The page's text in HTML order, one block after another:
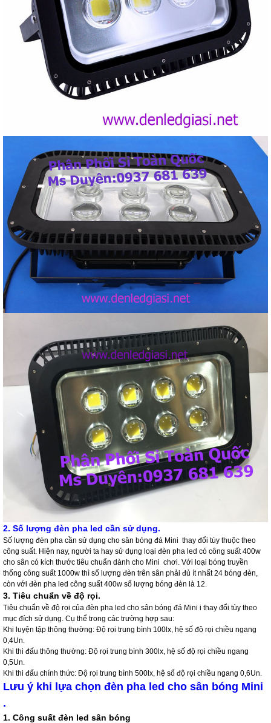
2. Số lượng đèn pha led cần sử dụng.
Số lượng đèn pha cần sử dụng cho sân bóng đá Mini thay đổi tùy thuộc theo
công suất. Hiện nay, người ta hay sử dụng loại đèn pha led có công suất 400w
cho sân có kích thước tiêu chuẩn dành cho Mini chơi. Với loại bóng truyền
thống công suất 1000w thì số lượng đèn trên sân phải đủ ít nhất 24 bóng đèn,
còn với đèn pha led công suất 400w số lượng bóng đèn là 12.
3. Tiêu chuẩn về độ rọi.
Tiêu chuẩn về độ rọi của đèn pha led cho sân bóng đá Mini i thay đổi tùy theo
mục đích sử dụng. Cụ thể trong các trường hợp sau:
Khi luyện tập thông thường: Độ rọi trung bình 100lx, hệ số độ rọi chiều ngang
0,4Un.
Khi thi đấu thông thường: Độ rọi trung bình 300lx, hệ số độ rọi chiều ngang
0,5Un.
Khi thi đấu chính thức: Độ rọi trung bình 500lx, hệ số độ rọi chiều ngang 0,6Un.
Lưu ý khi lựa chọn đèn pha led cho sân bóng Mini
.
1. Công suất đèn led sân bóng